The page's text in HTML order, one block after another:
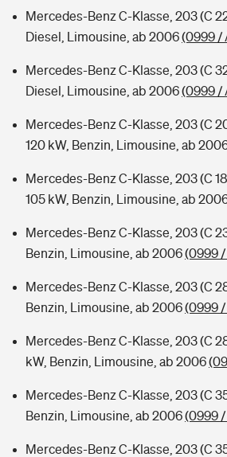
Mercedes-Benz C-Klasse, 203 (C
Diesel, Limousine, ab 2006(0999 /
Mercedes-Benz C-Klasse, 203 (C
Diesel, Limousine, ab 2006(0999 /
Mercedes-Benz C-Klasse, 203 (C
120 kW, Benzin, Limousine, ab
Mercedes-Benz C-Klasse, 203 (C
105 kW, Benzin, Limousine, ab
Mercedes-Benz C-Klasse, 203 (C
Benzin, Limousine, ab 2006(0999 /
Mercedes-Benz C-Klasse, 203 (C
Benzin, Limousine, ab 2006(0999
Mercedes-Benz C-Klasse, 203 (C
kW, Benzin, Limousine, ab 2006
Mercedes-Benz C-Klasse, 203 (C
Benzin, Limousine, ab 2006(0999 /
Mercedes-Benz C-Klasse, 203 (C